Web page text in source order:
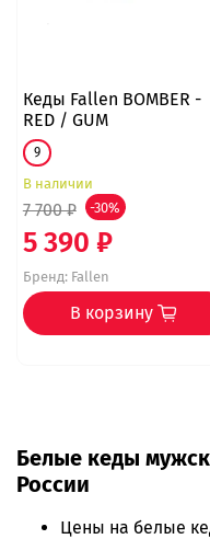
Кеды Fallen BOMBER -
RED / GUM
9
В наличии
7 700 ₽ -30%
5 390 ₽
Бренд:Fallen
В корзину
Белые кеды
России
Цены на белые